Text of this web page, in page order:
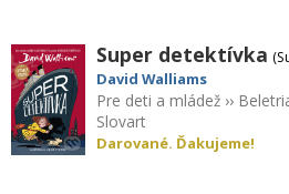
Super detektívka
David Walliams
Pre deti a mládež ››
Slovart
Darované. Ďakujeme!